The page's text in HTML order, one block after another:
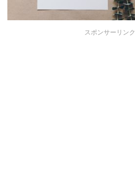
スポンサーリンク